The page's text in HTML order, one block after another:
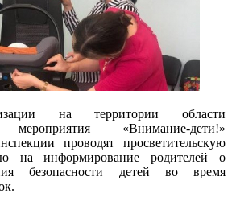
на территории области
мероприятия «Внимание-дети!»
проводят просветительскую
на информирование родителей о
безопасности детей во время